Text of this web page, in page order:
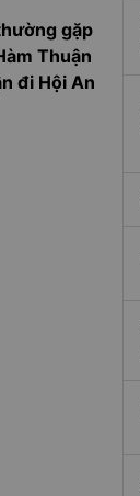
gặp
Thuận
đi Hội An